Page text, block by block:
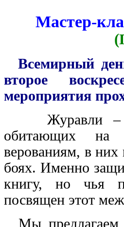
Мастер-
Всемирный
второе
мероприятия
Журавли –
обитающих на
верованиям, в
боях. Именно
книгу, но чья
посвящен этот
Мы предлагаем